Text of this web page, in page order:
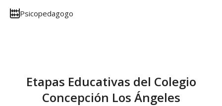
Psicopedagogo
Etapas Educativas del Colegio
Concepción Los Ángeles